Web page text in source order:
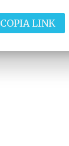
COPIA LINK